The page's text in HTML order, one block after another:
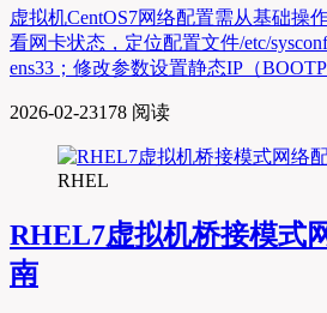
虚拟机CentOS7网络配置需从基础操
看网卡状态，定位配置文件/etc/
ens33；修改参数设置静态IP（
2026-02-23178 阅读
RHEL
RHEL7虚拟机桥接模式
南